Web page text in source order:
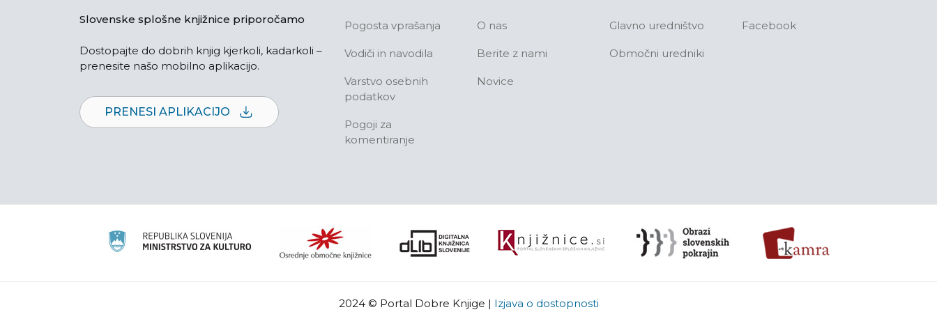
Slovenske splošne knjižnice priporočamo
Dostopajte do dobrih knjig kjerkoli, kadarkoli –
prenesite našo mobilno aplikacijo.
PRENESI APLIKACIJO
Pogosta vprašanja
Vodiči in navodila
Varstvo osebnih
podatkov
Pogoji za
komentiranje
O nas
Berite z nami
Novice
Glavno uredništvo
Območni uredniki
Facebook
2024 © Portal Dobre Knjige | Izjava o dostopnosti